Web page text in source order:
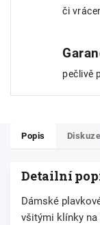
či
pečlivě
Popis Diskuze
Detailní
Dámské
všitými klínky